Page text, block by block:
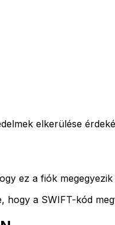
elkerülése
ez a fiók
a SWIFT-kód